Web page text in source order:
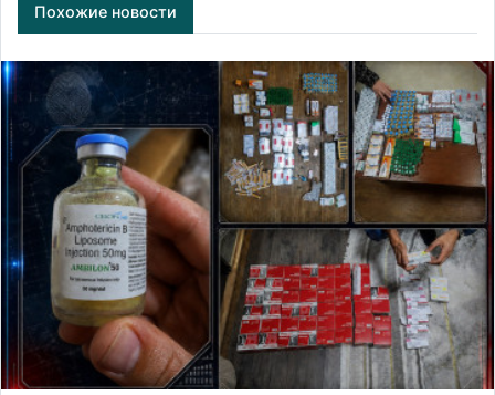
Похожие новости